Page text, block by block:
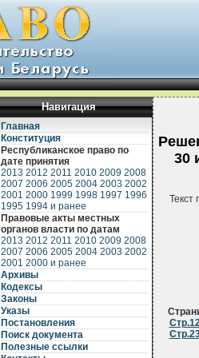
Навигация
Главная
Конституция
Республиканское право по
дате принятия
2013 2012 2011 2010 2009 2008
2007 2006 2005 2004 2003 2002
2001 2000 1999 1998 1997 1996
1995 1994 и ранее
Правовые акты местных
органов власти по датам
2013 2012 2011 2010 2009 2008
2007 2006 2005 2004 2003 2002
2001 2000 и ранее
Архивы
Кодексы
Законы
Указы
Постановления
Поиск документа
Полезные ссылки
30
Текст